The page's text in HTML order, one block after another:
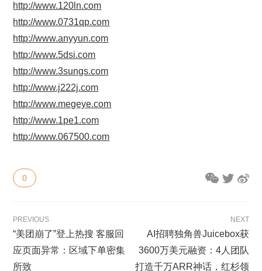
http://www.120ln.com
http://www.0731qp.com
http://www.anyyun.com
http://www.5dsi.com
http://www.3sungs.com
http://www.j222j.com
http://www.megeye.com
http://www.1pe1.com
http://www.067500.com
0
PREVIOUS
“美团崩了”登上热搜 客服回
应页面异常：区域下单密集
所致
NEXT
AI招聘独角兽Juicebox获
3600万美元融资：4人团队
打造千万ARR神话，红杉领